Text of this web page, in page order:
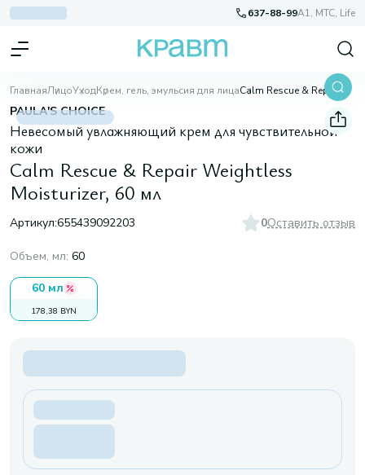
637-88-99A1, МТС, Life
ГлавнаяЛицоУходКрем, гель, эмульсия для лица Calm Rescue & Repair Weightless Moisturizer, 60 мл
PAULA'S CHOICE
Невесомый увлажняющий крем для чувствительной
кожи
Calm Rescue & Repair Weightless
Moisturizer, 60 мл
Артикул:655439092203 0Оставить отзыв
Объем, мл: 60
60 мл
178,38 BYN